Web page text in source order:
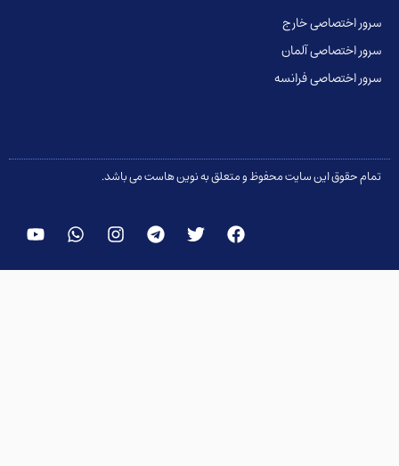
اختصاصی خارج
اختصاصی آلمان
اختصاصی فرانسه
حقوق این سایت محفوظ و متعلق به نوین هاست می باشد.